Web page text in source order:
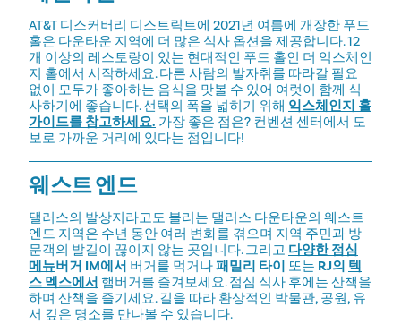
AT&T 디스커버리 디스트릭트에 2021년 여름에 개장한 푸드
홀은 다운타운 지역에 더 많은 식사 옵션을 제공합니다. 12
개 이상의 레스토랑이 있는 현대적인 푸드 홀인 더 익스체인
지 홀에서 시작하세요. 다른 사람의 발자취를 따라갈 필요
없이 모두가 좋아하는 음식을 맛볼 수 있어 여럿이 함께 식
사하기에 좋습니다. 선택의 폭을 넓히기 위해 익스체인지 홀
가이드를 참고하세요. 가장 좋은 점은? 컨벤션 센터에서 도
보로 가까운 거리에 있다는 점입니다!
웨스트 엔드
댈러스의 발상지라고도 불리는 댈러스 다운타운의 웨스트
엔드 지역은 수년 동안 여러 변화를 겪으며 지역 주민과 방
문객의 발길이 끊이지 않는 곳입니다. 그리고 다양한 점심
메뉴버거 IM에서 버거를 먹거나패밀리 타이 또는 RJ의 텍
스 멕스에서 햄버거를 즐겨보세요. 점심 식사 후에는 산책을
하며 산책을 즐기세요. 길을 따라 환상적인 박물관, 공원, 유
서 깊은 명소를 만나볼 수 있습니다.